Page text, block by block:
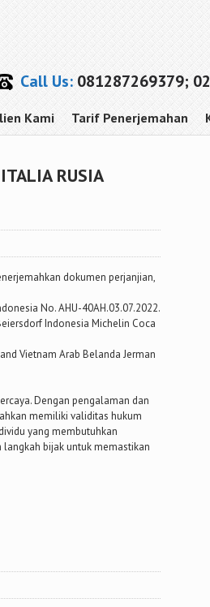
Call Us:081287269379;
Kami Tarif Penerjemahan
RUSIA
dokumen perjanjian,
No. AHU-40AH.03.07.2022.
Indonesia Michelin Coca
Vietnam Arab Belanda Jerman
Dengan pengalaman dan
memiliki validitas hukum
yang membutuhkan
bijak untuk memastikan